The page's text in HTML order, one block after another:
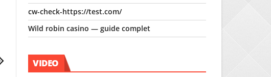
cw-check-https://test.com/
Wild robin casino — guide complet
VIDEO